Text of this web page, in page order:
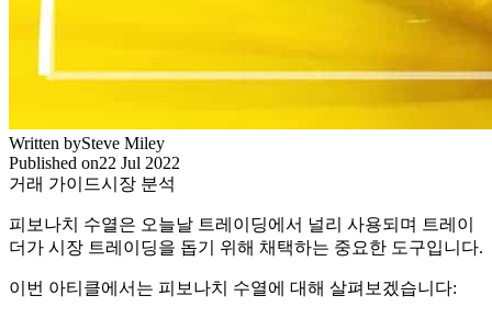
Written bySteve Miley
Published on22 Jul 2022
거래 가이드시장 분석
피보나치 수열은 오늘날 트레이딩에서 널리 사용되며 트레이
더가 시장 트레이딩을 돕기 위해 채택하는 중요한 도구입니다.
이번 아티클에서는 피보나치 수열에 대해 살펴보겠습니다: